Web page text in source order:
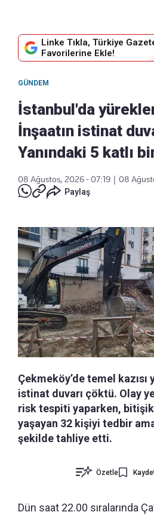
Linke Tıkla, Türkiye
Favorilerine Ekle!
GÜNDEM
İstanbul'da
İnşaatın istinat
Yanındaki 5 katlı
08 Ağustos, 2026 - 07:19
08
Paylaş
Çekmeköy’de temel kazısı
istinat duvarı çöktü. Olay
risk tespiti yaparken,
yaşayan 32 kişiyi tedbir
şekilde tahliye etti.
Özetle
Dün saat 22.00 sıralarında